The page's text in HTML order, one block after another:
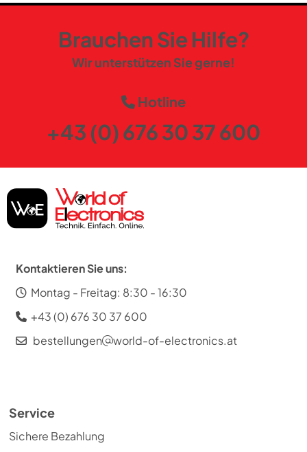
Brauchen Sie Hilfe?
Wir unterstützen Sie gerne!
Hotline
+43 (0) 676 30 37 600
Kontaktieren Sie uns:
Montag - Freitag: 8:30 - 16:30
+43 (0) 676 30 37 600
bestellungen
world-of-electronics.at
Service
Sichere Bezahlung